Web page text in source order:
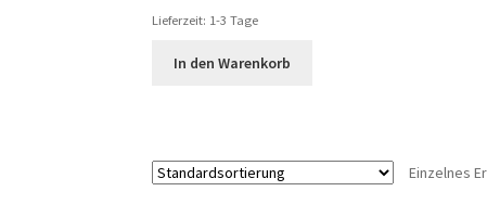
Lieferzeit: 1-3 Tage
In den Warenkorb
Einzelnes